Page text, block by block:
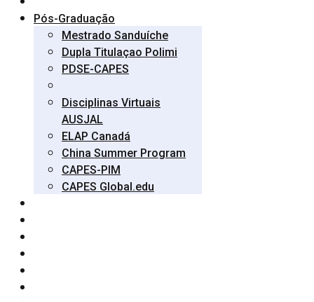
Pós-Graduação
Mestrado Sanduíche
Dupla Titulaçao Polimi
PDSE-CAPES
Disciplinas Virtuais
AUSJAL
ELAP Canadá
China Summer Program
CAPES-PIM
CAPES Global.edu